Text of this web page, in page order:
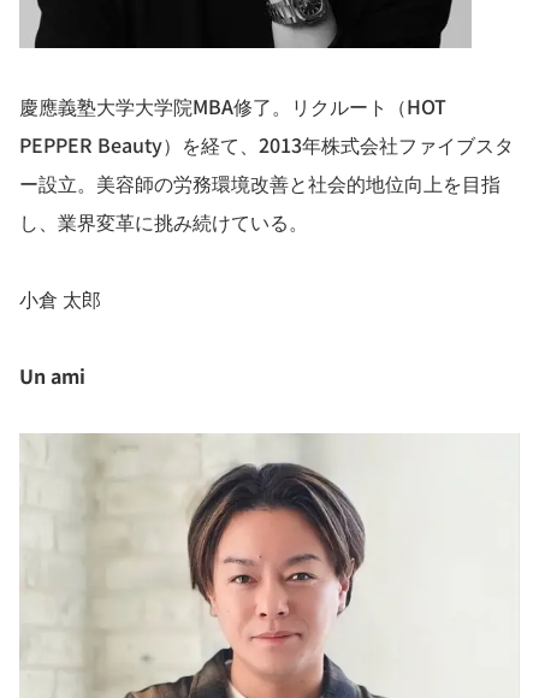
慶應義塾大学大学院MBA修了。リクルート（HOT
PEPPER Beauty）を経て、2013年株式会社ファイブスタ
ー設立。美容師の労務環境改善と社会的地位向上を目指
し、業界変革に挑み続けている。
小倉 太郎
Un ami